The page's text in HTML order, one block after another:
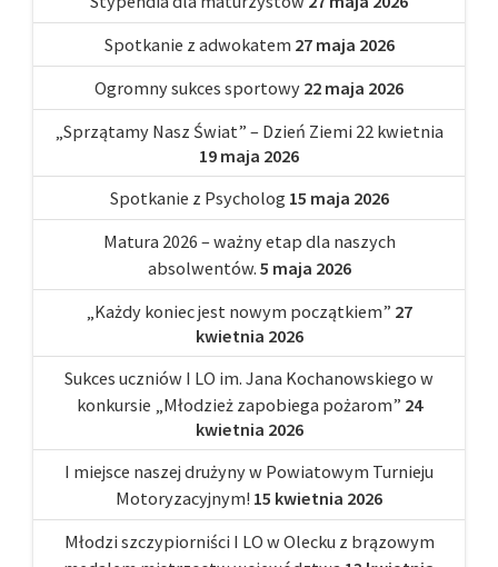
Spotkanie z adwokatem 27 maja 2026
Ogromny sukces sportowy 22 maja 2026
„Sprzątamy Nasz Świat” – Dzień Ziemi 22 kwietnia
19 maja 2026
Spotkanie z Psycholog 15 maja 2026
Matura 2026 – ważny etap dla naszych
absolwentów. 5 maja 2026
„Każdy koniec jest nowym początkiem” 27
kwietnia 2026
Sukces uczniów I LO im. Jana Kochanowskiego w
konkursie „Młodzież zapobiega pożarom” 24
kwietnia 2026
I miejsce naszej drużyny w Powiatowym Turnieju
Motoryzacyjnym! 15 kwietnia 2026
Młodzi szczypiorniści I LO w Olecku z brązowym